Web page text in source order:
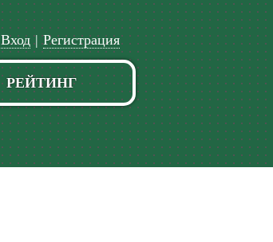
Регистрация
|
Вход
РЕЙТИНГ